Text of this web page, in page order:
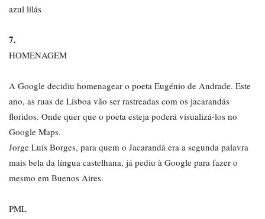
azul lilás
7.
HOMENAGEM
A Google decidiu homenagear o poeta Eugénio de Andrade. Este
ano, as ruas de Lisboa vão ser rastreadas com os jacarandás
floridos. Onde quer que o poeta esteja poderá visualizá-los no
Google Maps.
Jorge Luís Borges, para quem o Jacarandá era a segunda palavra
mais bela da língua castelhana, já pediu à Google para fazer o
mesmo em Buenos Aires.
PML